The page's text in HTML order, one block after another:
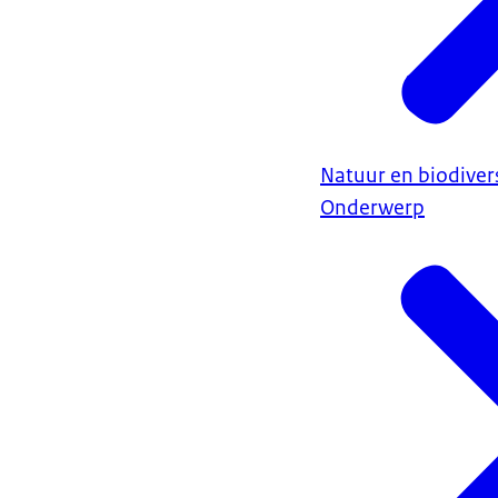
Natuur en
Onderwerp